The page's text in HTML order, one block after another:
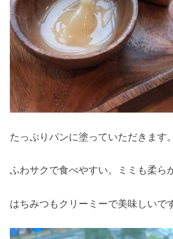
たっぷりパンに塗っていただきます。
ふわサクで食べやすい。ミミも柔ら
はちみつもクリーミーで美味しいで